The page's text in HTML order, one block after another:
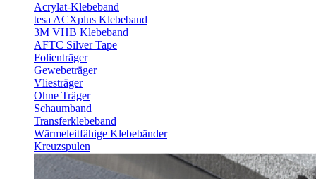
Acrylat-Klebeband
tesa ACXplus Klebeband
3M VHB Klebeband
AFTC Silver Tape
Folienträger
Gewebeträger
Vliesträger
Ohne Träger
Schaumband
Transferklebeband
Wärmeleitfähige Klebebänder
Kreuzspulen